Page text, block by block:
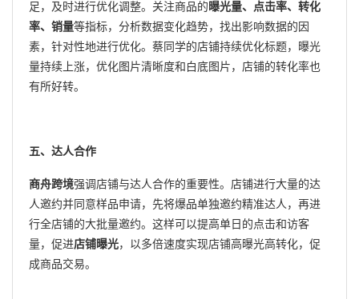
足，及时进行优化调整。关注商品的 曝光量、点击率、转化
率、销量等指标，分析数据变化趋势，找出影响数据的因
素，针对性地进行优化。蔡同学的店铺持续优化标题，曝光
量持续上涨，优化图片清晰度和白底图片，店铺的转化率也
有所好转。
五、达人合作
商舟跨境强调店铺与达人合作的重要性。店铺进行大量的达
人邀约并同意样品申请，先将爆品单独邀约精准达人，再进
行全店铺的大批量邀约。这样可以提高单日的点击和访客
量，促进店铺曝光，以多倍速度实现店铺高曝光高转化，促
成商品交易。